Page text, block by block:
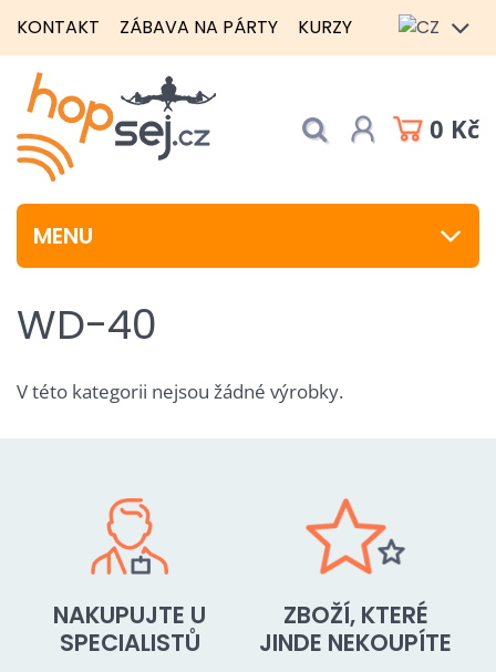
KONTAKT ZÁBAVA NA PÁRTY KURZY
0 Kč
MENU
WD-40
V této kategorii nejsou žádné výrobky.
NAKUPUJTE U
SPECIALISTŮ
ZBOŽÍ, KTERÉ
JINDE NEKOUPÍTE